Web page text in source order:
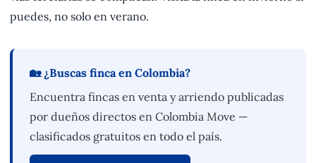
puedes, no solo en verano.
🏡 ¿Buscas finca en Colombia?
Encuentra fincas en venta y arriendo publicadas
por dueños directos en Colombia Move —
clasificados gratuitos en todo el país.